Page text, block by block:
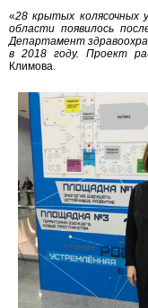
«28 крытых колясочных
области появилось
Департамент
в 2018 году. Проект
Климова.